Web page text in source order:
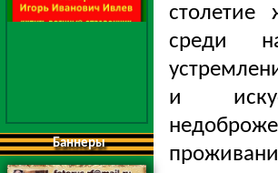
Баннеры
столетие
среди
и